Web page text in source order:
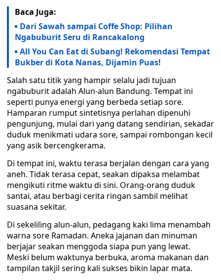
Baca Juga:
Dari Sawah sampai Coffe Shop: Pilihan
Ngabuburit Seru di Rancakalong
All You Can Eat di Subang! Rekomendasi Tempat
Bukber di Kota Nanas, Dijamin Puas!
Salah satu titik yang hampir selalu jadi tujuan
ngabuburit adalah Alun-alun Bandung. Tempat ini
seperti punya energi yang berbeda setiap sore.
Hamparan rumput sintetisnya perlahan dipenuhi
pengunjung, mulai dari yang datang sendirian, sekadar
duduk menikmati udara sore, sampai rombongan kecil
yang asik bercengkerama.
Di tempat ini, waktu terasa berjalan dengan cara yang
aneh. Tidak terasa cepat, seakan dipaksa melambat
mengikuti ritme waktu di sini. Orang-orang duduk
santai, atau berbagi cerita ringan sambil melihat
suasana sekitar.
Di sekeliling alun-alun, pedagang kaki lima menambah
warna sore Ramadan. Aneka jajanan dan minuman
berjajar seakan menggoda siapa pun yang lewat.
Meski belum waktunya berbuka, aroma makanan dan
tampilan takjil sering kali sukses bikin lapar mata.